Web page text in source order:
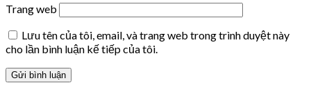
Trang web
Lưu tên của tôi, email, và trang web trong trình duyệt này
cho lần bình luận kế tiếp của tôi.